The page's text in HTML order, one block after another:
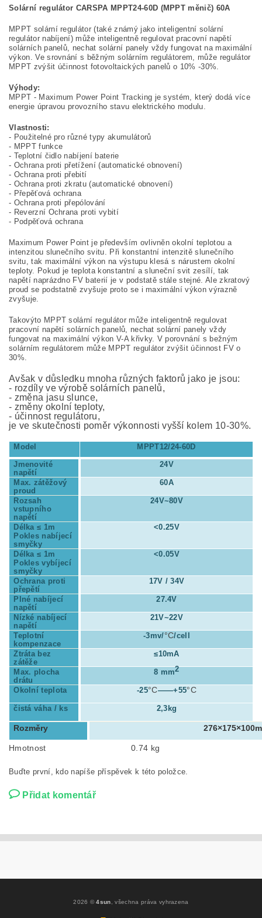
Solární regulátor CARSPA MPPT24-60D (MPPT měnič) 60A
MPPT solární regulátor (také známý jako inteligentní solární
regulátor nabíjení) může inteligentně regulovat pracovní napětí
solárních panelů, nechat solární panely vždy fungovat na maximální
výkon. Ve srovnání s běžným solárním regulátorem, může regulátor
MPPT zvýšit účinnost fotovoltaických panelů o 10% -30%.
Výhody:
MPPT - Maximum Power Point Tracking je systém, který dodá více
energie úpravou provozního stavu elektrického modulu.
Vlastnosti:
- Použitelné pro různé typy akumulátorů
- MPPT funkce
- Teplotní čidlo nabíjení baterie
- Ochrana proti přetížení (automatické obnovení)
- Ochrana proti přebití
- Ochrana proti zkratu (automatické obnovení)
- Přepěťová ochrana
- Ochrana proti přepólování
- Reverzní Ochrana proti vybití
- Podpěťová ochrana
Maximum Power Point je především ovlivněn okolní teplotou a
intenzitou slunečního svitu. Při konstantní intenzitě slunečního
svitu, tak maximální výkon na výstupu klesá s nárustem okolní
teploty. Pokud je teplota konstantní a sluneční svit zesílí, tak
napětí naprázdno FV baterií je v podstatě stále stejné. Ale zkratový
proud se podstatně zvyšuje proto se i maximální výkon výrazně
zvyšuje.
Takovýto MPPT solární regulátor může inteligentně regulovat
pracovní napětí solárních panelů, nechat solární panely vždy
fungovat na maximální výkon V-A křivky. V porovnání s bežným
solárním regulátorem může MPPT regulátor zvýšit účinnost FV o
30%.
Avšak v důsledku mnoha různých faktorů jako je jsou:
- rozdíly ve výrobě solárních panelů,
- změna jasu slunce,
- změny okolní teploty,
- účinnost regulátoru,
je ve skutečnosti poměr výkonnosti vyšší kolem 10-30%.
Model
MPPT12/24-60D
Jmenovité
napětí
24V
Max. zátěžový
proud
60A
Rozsah
vstupního
napětí
24V~80V
Délka ≤ 1m
Pokles nabíjecí
smyčky
<0.25V
Délka≤ 1m
Pokles vybíjecí
smyčky
<0.05V
Ochrana proti
přepětí
17V / 34V
Plné nabíjecí
napětí
27.4V
Nízké nabíjecí
napětí
21V~22V
Teplotní
kompenzace
-3mv/°C/cell
Ztráta bez
zátěže
≤10mA
Max. plocha
drátu
8 mm2
Okolní teplota -25°C——+55°C
čistá váha / ks 2,3kg
Rozměry
Hmotnost 0.74 kg
Buďte první, kdo napíše příspěvek k této položce.
Přidat komentář
2026 ©4sun , všechna práva vyhrazena